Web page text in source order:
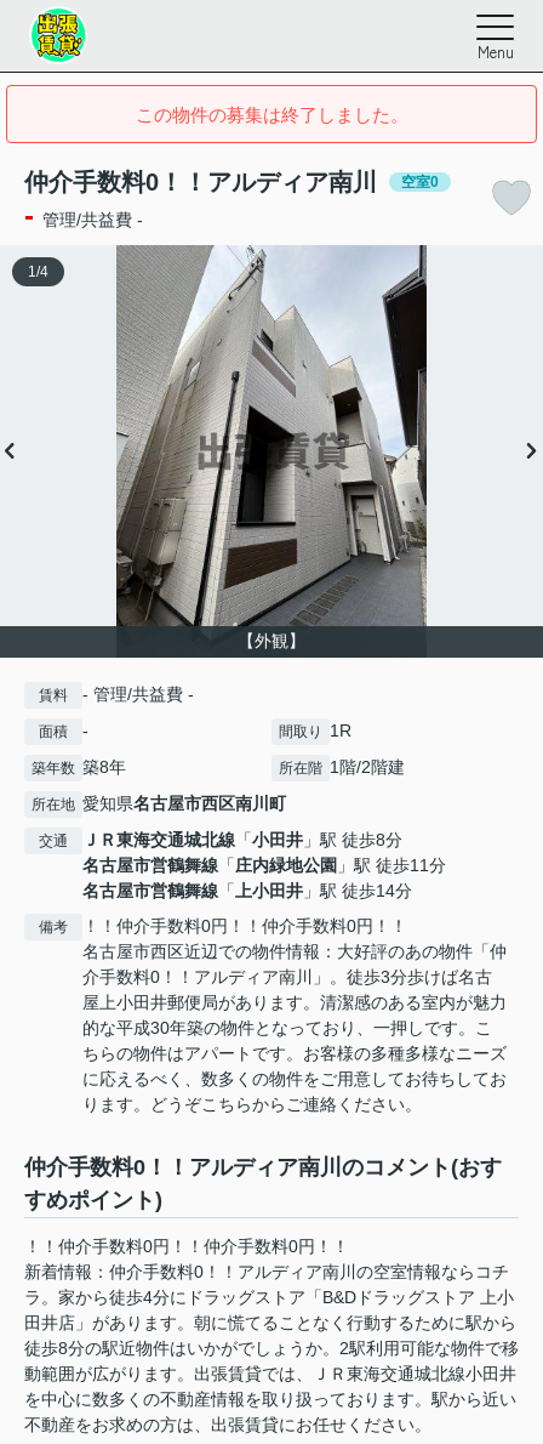
Menu
この物件の募集は終了しました。
仲介手数料0！！アルディア南川 空室0
- 管理/共益費 -
【外観】
1 /4
賃料 - 管理/共益費 -
面積 - 間取り 1R
築年数 築8年 所在階 1階/2階建
所在地 愛知県名古屋市西区南川町
交通 ＪＲ東海交通城北線 「小田井 」駅 徒歩8分
名古屋市営鶴舞線 「庄内緑地公園 」駅 徒歩11分
名古屋市営鶴舞線 「 上小田井 」駅 徒歩14分
備考
！！仲介手数料0円！！仲介手数料0円！！
名古屋市西区近辺での物件情報：大好評のあの物件「仲
介手数料0！！アルディア南川」。徒歩3分歩けば名古
屋上小田井郵便局があります。清潔感のある室内が魅力
的な平成30年築の物件となっており、一押しです。こ
ちらの物件はアパートです。お客様の多種多様なニーズ
に応えるべく、数多くの物件をご用意してお待ちしてお
ります。どうぞこちらからご連絡ください。
仲介手数料0！！アルディア南川のコメント(おす
すめポイント)
！！仲介手数料0円！！仲介手数料0円！！
新着情報：仲介手数料0！！アルディア南川の空室情報ならコチ
ラ。家から徒歩4分にドラッグストア「B&Dドラッグストア 上小
田井店」があります。朝に慌てることなく行動するために駅から
徒歩8分の駅近物件はいかがでしょうか。2駅利用可能な物件で移
動範囲が広がります。出張賃貸では、ＪＲ東海交通城北線小田井
を中心に数多くの不動産情報を取り扱っております。駅から近い
不動産をお求めの方は、出張賃貸にお任せください。